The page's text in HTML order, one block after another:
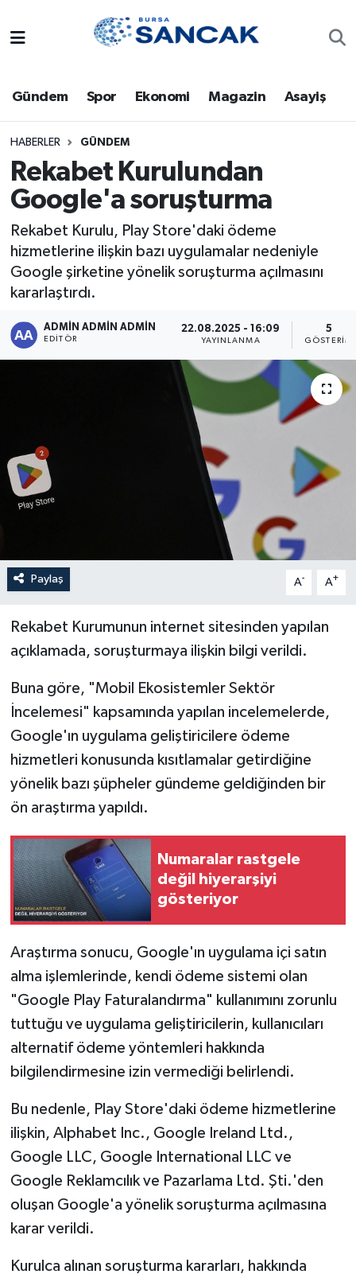
Gündem Spor Ekonomi Magazin Asayiş
HABERLER GÜNDEM
Rekabet Kurulundan
Google'a soruşturma
Rekabet Kurulu, Play Store'daki ödeme
hizmetlerine ilişkin bazı uygulamalar nedeniyle
Google şirketine yönelik soruşturma açılmasını
kararlaştırdı.
ADMİN ADMİN ADMİN
EDITÖR
22.08.2025 - 16:09
YAYINLANMA
5
GÖSTERIM
Paylaş A- A+
Rekabet Kurumunun internet sitesinden yapılan
açıklamada, soruşturmaya ilişkin bilgi verildi.
Buna göre, "Mobil Ekosistemler Sektör
İncelemesi" kapsamında yapılan incelemelerde,
Google'ın uygulama geliştiricilere ödeme
hizmetleri konusunda kısıtlamalar getirdiğine
yönelik bazı şüpheler gündeme geldiğinden bir
ön araştırma yapıldı.
Numaralar rastgele
değil hiyerarşiyi
gösteriyor
Araştırma sonucu, Google'ın uygulama içi satın
alma işlemlerinde, kendi ödeme sistemi olan
"Google Play Faturalandırma" kullanımını zorunlu
tuttuğu ve uygulama geliştiricilerin, kullanıcıları
alternatif ödeme yöntemleri hakkında
bilgilendirmesine izin vermediği belirlendi.
Bu nedenle, Play Store'daki ödeme hizmetlerine
ilişkin, Alphabet Inc., Google Ireland Ltd.,
Google LLC, Google International LLC ve
Google Reklamcılık ve Pazarlama Ltd. Şti.'den
oluşan Google'a yönelik soruşturma açılmasına
karar verildi.
Kurulca alınan soruşturma kararları, hakkında
Bursa
Dünya
Eğitim
Ekonomi
Genel
Gündem
Magazin
Spor
Türkiye
Trafik Durumu
Süper Lig Puan Durumu ve Fikstür
Tüm Manşetler
Son Dakika Haberleri
Haber Arşivi